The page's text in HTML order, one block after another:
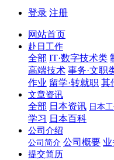
登录 注册
网站首页
赴日工作
全部 IT·数字技术类
高端技术 事务·文职
作业 留学·转就职 其
文章资讯
全部 日本资讯 日本
学习 日本百科
公司介绍
公司简介 公司概要
提交简历